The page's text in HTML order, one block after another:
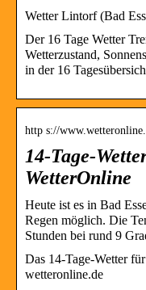
Wetter Lintorf (Bad
Der 16 Tage Wetter
Wetterzustand,
in der 16
http s://
14-Tage-
WetterOnline
Heute ist es in Bad
Regen möglich. Die
Stunden bei rund 9
Das 14-Tage-Wetter
wetteronline.de